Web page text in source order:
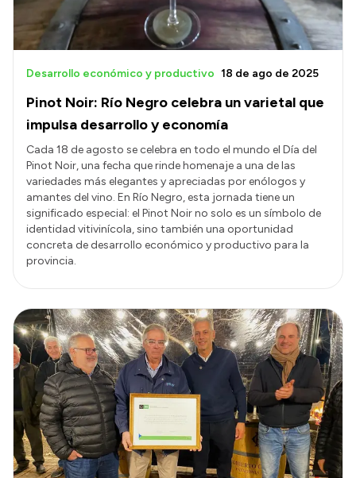
Pinot Noir: Río Negro celebra un varietal que
impulsa desarrollo y economía
Desarrollo económico y productivo 18 de ago de 2025
Cada 18 de agosto se celebra en todo el mundo el Día del
Pinot Noir, una fecha que rinde homenaje a una de las
variedades más elegantes y apreciadas por enólogos y
amantes del vino. En Río Negro, esta jornada tiene un
significado especial: el Pinot Noir no solo es un símbolo de
identidad vitivinícola, sino también una oportunidad
concreta de desarrollo económico y productivo para la
provincia.